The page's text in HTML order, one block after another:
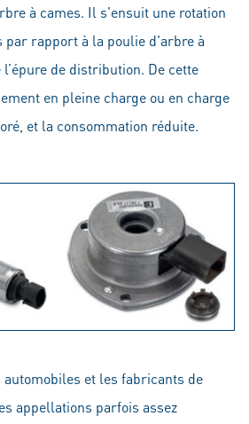
à cames. Il s'ensuit une rotation
par rapport à la poulie d'arbre à
de distribution. De cette
en pleine charge ou en charge
et la consommation réduite.
et les fabricants de
appellations parfois assez